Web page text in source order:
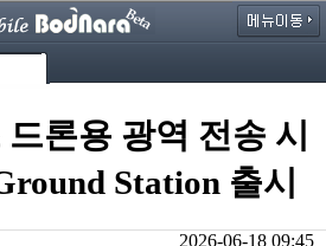
론용 광역 전송 시
Station 출시
2026-06-18 09:45